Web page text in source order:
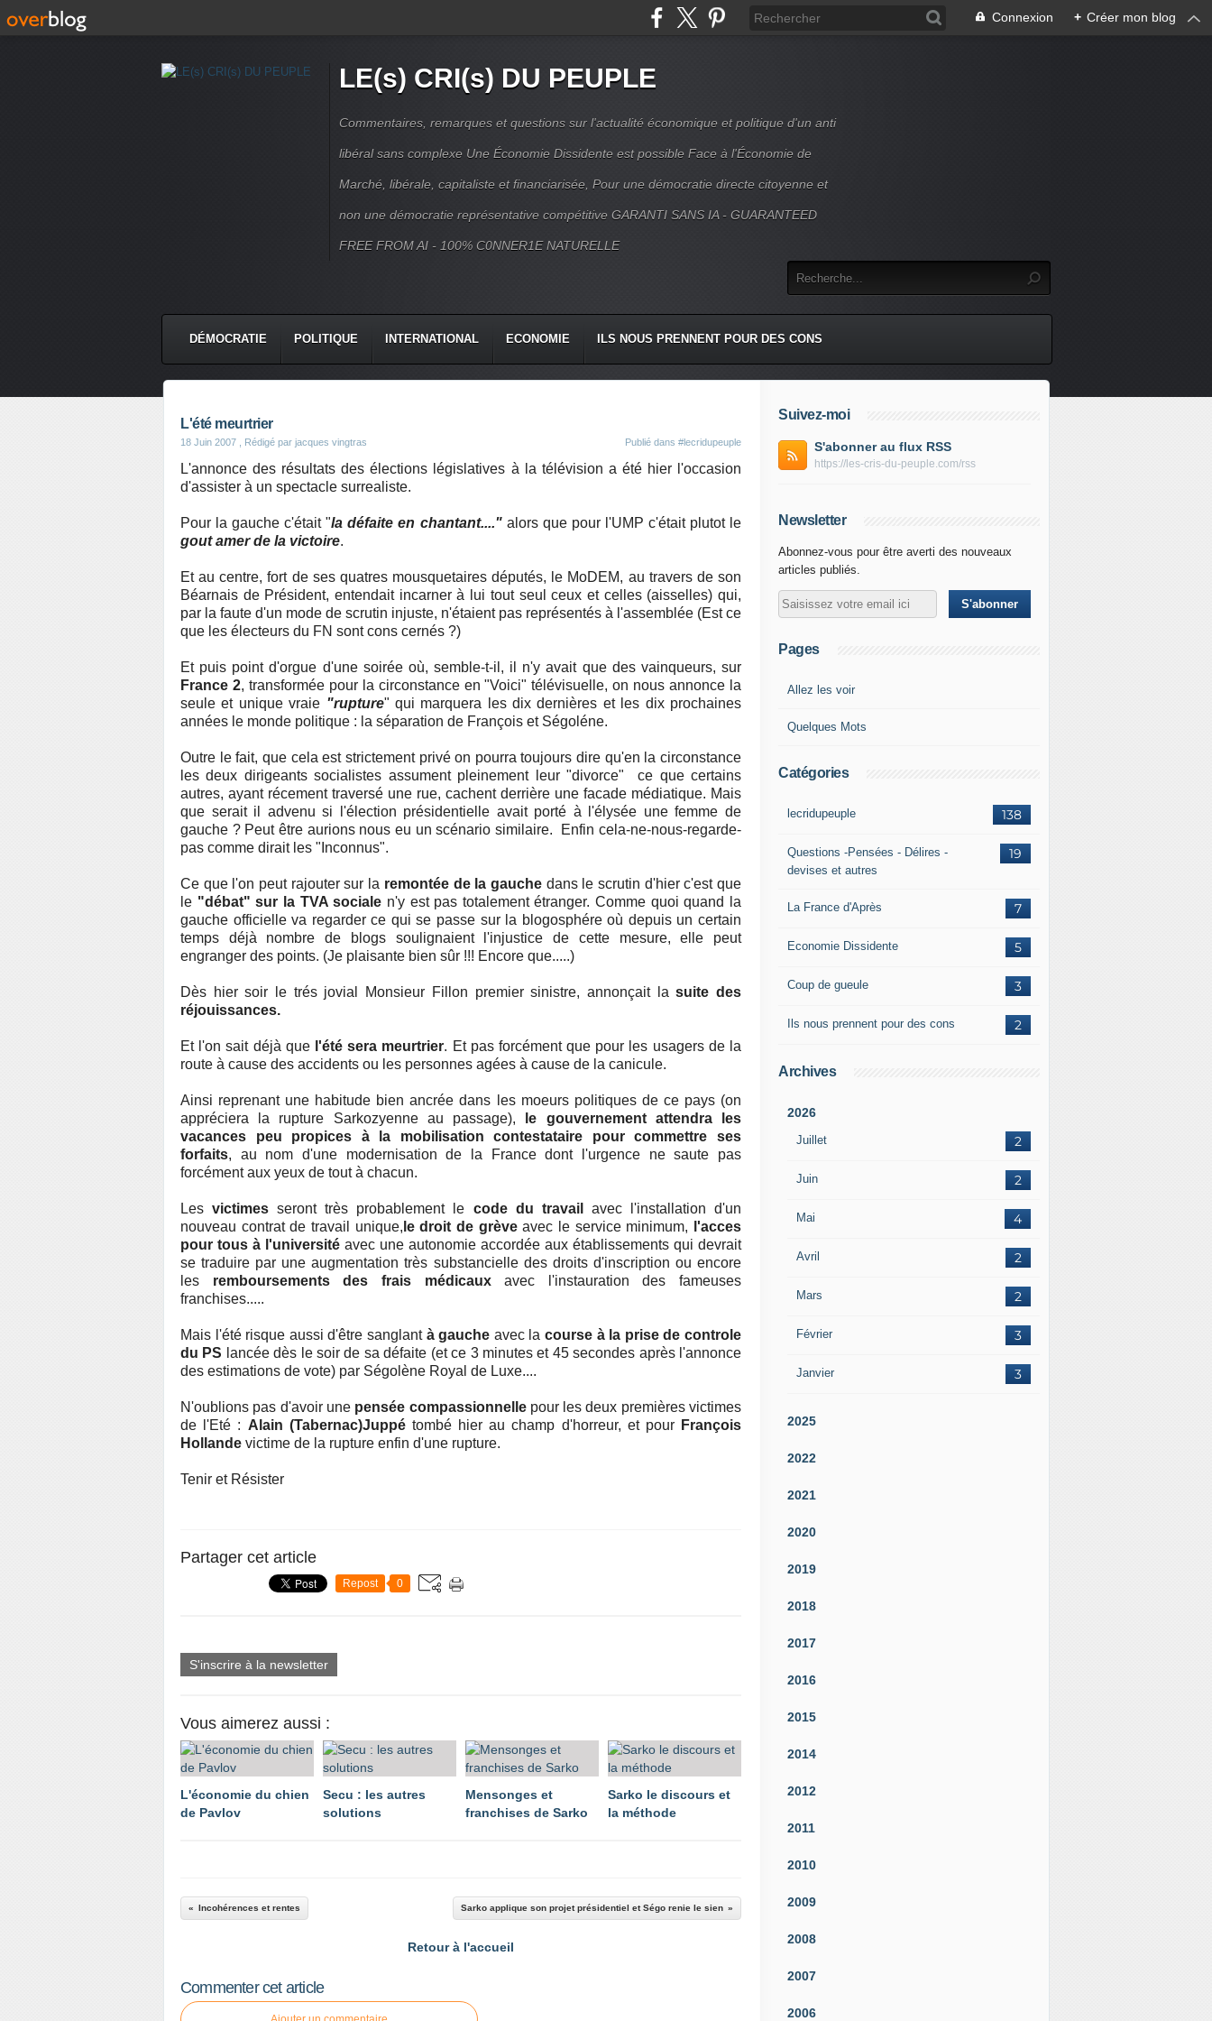
Connexion + Créer mon blog
LE(s) CRI(s) DU PEUPLE
Commentaires, remarques et questions sur l'actualité économique et politique d'un anti
libéral sans complexe Une Économie Dissidente est possible Face à l'Économie de
Marché, libérale, capitaliste et financiarisée, Pour une démocratie directe citoyenne et
non une démocratie représentative compétitive GARANTI SANS IA - GUARANTEED
FREE FROM AI - 100% C0NNER1E NATURELLE
DÉMOCRATIE POLITIQUE INTERNATIONAL ECONOMIE ILS NOUS PRENNENT POUR DES CONS
L'été meurtrier
18 Juin 2007 , Rédigé par jacques vingtras Publié dans #lecridupeuple
L'annonce des résultats des élections législatives à la télévision a été hier l'occasion
d'assister à un spectacle surrealiste.
Pour la gauche c'était "la défaite en chantant...."alors que pour l'UMP c'était plutot le
gout amer de la victoire.
Et au centre, fort de ses quatres mousquetaires députés, le MoDEM, au travers de son
Béarnais de Président, entendait incarner à lui tout seul ceux et celles (aisselles) qui,
par la faute d'un mode de scrutin injuste, n'étaient pas représentés à l'assemblée (Est ce
que les électeurs du FN sont cons cernés ?)
Et puis point d'orgue d'une soirée où, semble-t-il, il n'y avait que des vainqueurs, sur
France 2, transformée pour la circonstance en "Voici" télévisuelle, on nous annonce la
seule et unique vraie "rupture" qui marquera les dix dernières et les dix prochaines
années le monde politique : la séparation de François et Ségoléne.
Outre le fait, que cela est strictement privé on pourra toujours dire qu'en la circonstance
les deux dirigeants socialistes assument pleinement leur "divorce" ce que certains
autres, ayant récement traversé une rue, cachent derrière une facade médiatique. Mais
que serait il advenu si l'élection présidentielle avait porté à l'élysée une femme de
gauche ? Peut être aurions nous eu un scénario similaire. Enfin cela-ne-nous-regarde-
pas comme dirait les "Inconnus".
Ce que l'on peut rajouter sur la remontée de la gauchedans le scrutin d'hier c'est que
le "débat" sur la TVA sociale n'y est pas totalement étranger. Comme quoi quand la
gauche officielle va regarder ce qui se passe sur la blogosphére où depuis un certain
temps déjà nombre de blogs soulignaient l'injustice de cette mesure, elle peut
engranger des points. (Je plaisante bien sûr !!! Encore que.....)
Dès hier soir le trés jovial Monsieur Fillon premier sinistre, annonçait lasuite des
réjouissances.
Et l'on sait déjà que l'été sera meurtrier. Et pas forcément que pour les usagers de la
route à cause des accidents ou les personnes agées à cause de la canicule.
Ainsi reprenant une habitude bien ancrée dans les moeurs politiques de ce pays (on
appréciera la rupture Sarkozyenne au passage),
le gouvernement attendra les
vacances peu propices à la mobilisation contestataire pour commettre ses
forfaits, au nom d'une modernisation de la France dont l'urgence ne saute pas
forcément aux yeux de tout à chacun.
Lesvictimes seront très probablement le code du travail
avec l'installation d'un
nouveau contrat de travail unique, le droit de grèveavec le service minimum,
l'acces
pour tous à l'université avec une autonomie accordée aux établissements qui devrait
se traduire par une augmentation très substancielle des droits d'inscription ou encore
les remboursements des frais médicauxavec l'instauration des fameuses
franchises.....
Mais l'été risque aussi d'être sanglant à gauche avec lacourse à la prise de controle
du PS lancée dès le soir de sa défaite (et ce 3 minutes et 45 secondes après l'annonce
des estimations de vote) par Ségolène Royal de Luxe....
N'oublions pas d'avoir une pensée compassionnellepour les deux premières victimes
de l'Eté : Alain (Tabernac)Juppétombé hier au champ d'horreur, et pour François
Hollande victime de la rupture enfin d'une rupture.
Tenir et Résister
Partager cet article
Repost 0
S'inscrire à la newsletter
Vous aimerez aussi :
L'économie du chien
de Pavlov
Secu : les autres
solutions
Mensonges et
franchises de Sarko
Sarko le discours et
la méthode
Incohérences et rentes Sarko applique son projet présidentiel et Ségo renie le sien
Retour à l'accueil
Commenter cet article
Suivez-moi
S'abonner au flux RSS
https://les-cris-du-peuple.com/rss
Newsletter
Abonnez-vous pour être averti des nouveaux
articles publiés.
Pages
Allez les voir
Quelques Mots
Catégories
138
lecridupeuple
19
Questions -Pensées - Délires -
devises et autres
7
La France d'Après
5
Economie Dissidente
3
Coup de gueule
2
Ils nous prennent pour des cons
Archives
2026
Juillet 2
Juin 2
Mai 4
Avril 2
Mars 2
Février 3
Janvier 3
2025
2022
2021
2020
2019
2018
2017
2016
2015
2014
2012
2011
2010
2009
2008
2007
2006